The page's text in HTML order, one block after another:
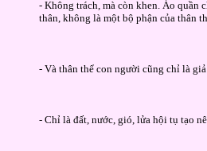
- Không trách, mà còn khen. Áo
thân, không là một bộ phận của thân
- Và thân thể con người cũng chỉ là
- Chỉ là đất, nước, gió, lửa hội tụ tạo